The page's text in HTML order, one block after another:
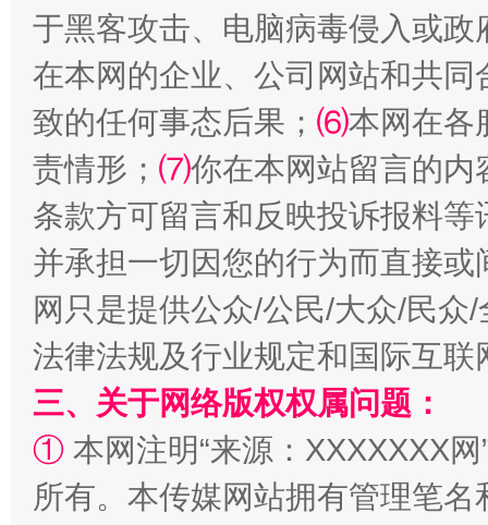
全民健身五年计划来了！等你上场
阿坝州三大球赛在茂县开幕
于黑客攻击、电脑病毒侵入或
在本网的企业、公司网站和共
致的任何事态后果； ⑹本网在各
责情形； ⑺你在本网站留言的内
条款方可留言和反映投诉报料
并承担一切因您的行为而直接
网只是提供公众/公民/大众/民
法律法规及行业规定和国际互
三、关于网络版权权属问题：
① 本网注明“来源：XXXXXXX
所有。本传媒网站拥有管理笔